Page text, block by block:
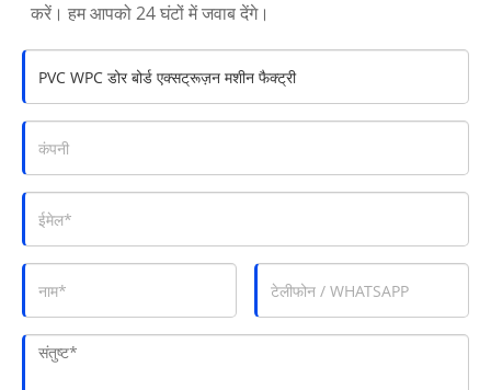
करें। हम आपको 24 घंटों में जवाब देंगे।